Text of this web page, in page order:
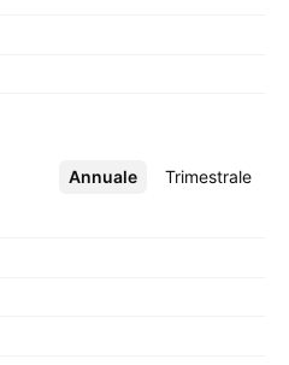
Annuale Trimestrale
Altro